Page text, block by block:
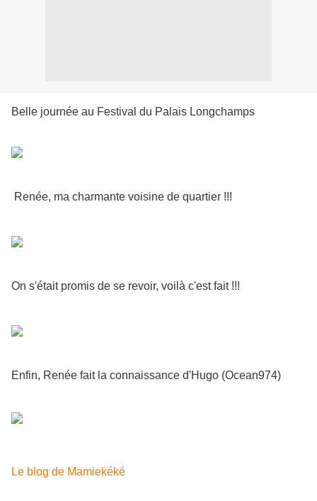
Belle journée au Festival du Palais Longchamps
Renée, ma charmante voisine de quartier !!!
On s'était promis de se revoir, voilà c'est fait !!!
Enfin, Renée fait la connaissance d'Hugo (Ocean974)
Le blog de Mamiekéké